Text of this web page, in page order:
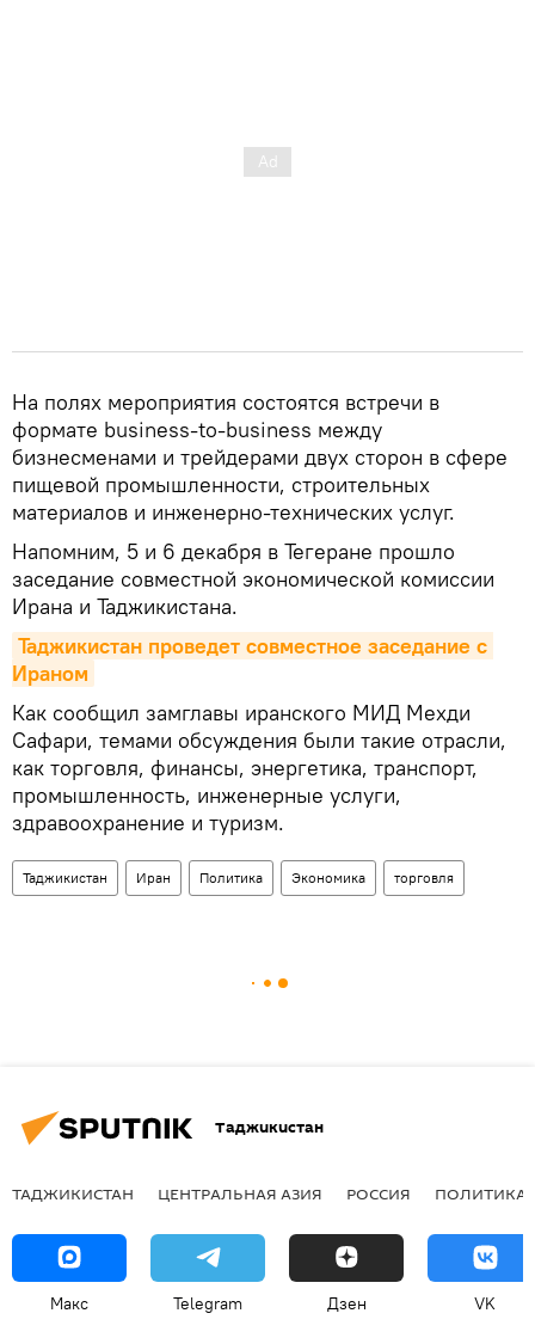
На полях мероприятия состоятся встречи в
формате business-to-business между
бизнесменами и трейдерами двух сторон в сфере
пищевой промышленности, строительных
материалов и инженерно-технических услуг.
Напомним, 5 и 6 декабря в Тегеране прошло
заседание совместной экономической комиссии
Ирана и Таджикистана.
Таджикистан проведет совместное заседание с
Ираном
Как сообщил замглавы иранского МИД Мехди
Сафари, темами обсуждения были такие отрасли,
как торговля, финансы, энергетика, транспорт,
промышленность, инженерные услуги,
здравоохранение и туризм.
Таджикистан Иран Политика Экономика торговля
Таджикистан
ТАДЖИКИСТАН ЦЕНТРАЛЬНАЯ АЗИЯ РОССИЯ ПОЛИТИКА
Макс Telegram Дзен VK